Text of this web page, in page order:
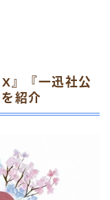
』『一迅社公
紹介